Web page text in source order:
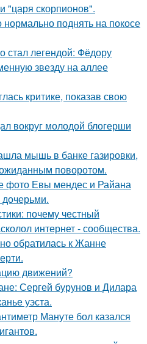
"царя скорпионов".
поднять на покосе
стал легендой: Фёдору
звезду на аллее
критике, показав свою
вокруг молодой блогерши
мышь в банке газировки,
поворотом.
фото Евы мендес и Райана
почему честный
интернет - сообщества.
обратилась к Жанне
движений?
Сергей бурунов и Дилара
уэста.
Мануте бол казался